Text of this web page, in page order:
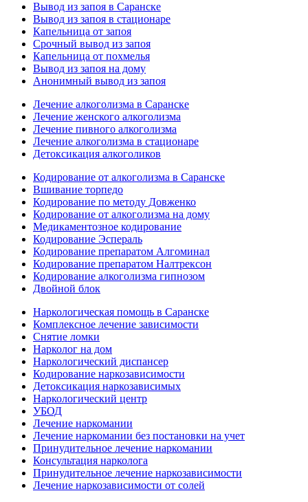
Вывод из запоя в Саранске
Вывод из запоя в стационаре
Капельница от запоя
Срочный вывод из запоя
Капельница от похмелья
Вывод из запоя на дому
Анонимный вывод из запоя
Лечение алкоголизма в Саранске
Лечение женского алкоголизма
Лечение пивного алкоголизма
Лечение алкоголизма в стационаре
Детоксикация алкоголиков
Кодирование от алкоголизма в Саранске
Вшивание торпедо
Кодирование по методу Довженко
Кодирование от алкоголизма на дому
Медикаментозное кодирование
Кодирование Эспераль
Кодирование препаратом Алгоминал
Кодирование препаратом Налтрексон
Кодирование алкоголизма гипнозом
Двойной блок
Наркологическая помощь в Саранске
Комплексное лечение зависимости
Снятие ломки
Нарколог на дом
Наркологический диспансер
Кодирование наркозависимости
Детоксикация наркозависимых
Наркологический центр
УБОД
Лечение наркомании
Лечение наркомании без постановки на учет
Принудительное лечение наркомании
Консультация нарколога
Принудительное лечение наркозависимости
Лечение наркозависимости от солей